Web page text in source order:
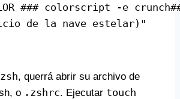
### colorscript -e crunch
de la nave estelar)"
zsh, querrá abrir su archivo de
o .zshrc. Ejecutar touch